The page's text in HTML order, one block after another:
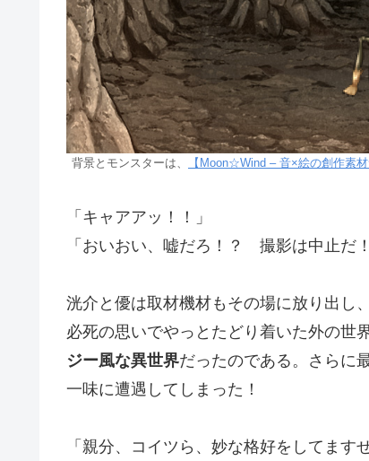
背景とモンスターは、 【Moon☆Wind – 音×絵の創作素
「キャアアッ！！」
「おいおい、嘘だろ！？ 撮影は中止だ
洸介と優は取材機材もその場に放り出し
必死の思いでやっとたどり着いた外の世
ジー風な異世界だったのである。さらに
一味に遭遇してしまった！
「親分、コイツら、妙な格好をしてますぜ